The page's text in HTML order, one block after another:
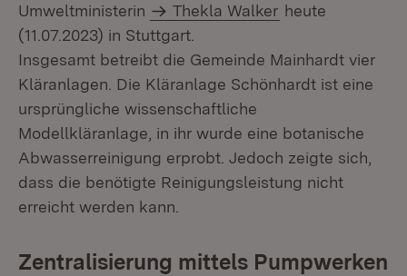
Umweltministerin
Thekla Walker heute
(11.07.2023) in Stuttgart.
Insgesamt betreibt die Gemeinde Mainhardt vier
Kläranlagen. Die Kläranlage Schönhardt ist eine
ursprüngliche wissenschaftliche
Modellkläranlage, in ihr wurde eine botanische
Abwasserreinigung erprobt. Jedoch zeigte sich,
dass die benötigte Reinigungsleistung nicht
erreicht werden kann.
Zentralisierung mittels Pumpwerken